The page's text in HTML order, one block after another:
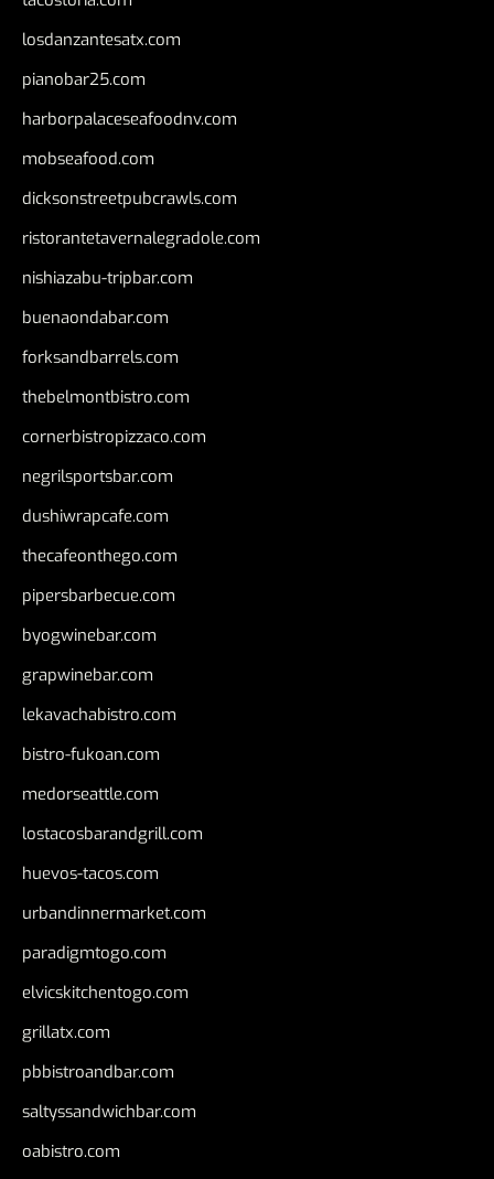
losdanzantesatx.com
pianobar25.com
harborpalaceseafoodnv.com
mobseafood.com
dicksonstreetpubcrawls.com
ristorantetavernalegradole.com
nishiazabu-tripbar.com
buenaondabar.com
forksandbarrels.com
thebelmontbistro.com
cornerbistropizzaco.com
negrilsportsbar.com
dushiwrapcafe.com
thecafeonthego.com
pipersbarbecue.com
byogwinebar.com
grapwinebar.com
lekavachabistro.com
bistro-fukoan.com
medorseattle.com
lostacosbarandgrill.com
huevos-tacos.com
urbandinnermarket.com
paradigmtogo.com
elvicskitchentogo.com
grillatx.com
pbbistroandbar.com
saltyssandwichbar.com
oabistro.com